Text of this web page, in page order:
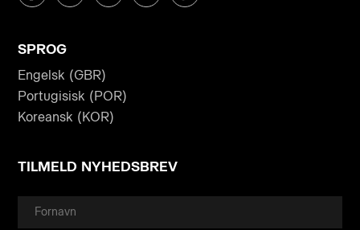
SPROG
Engelsk (GBR)
Portugisisk (POR)
Koreansk (KOR)
TILMELD NYHEDSBREV